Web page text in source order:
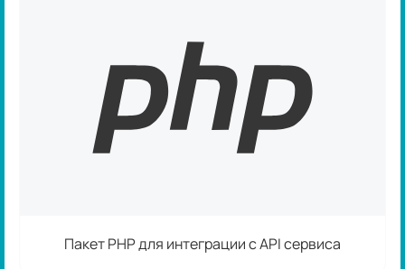
Пакет PHP для интеграции с API сервиса